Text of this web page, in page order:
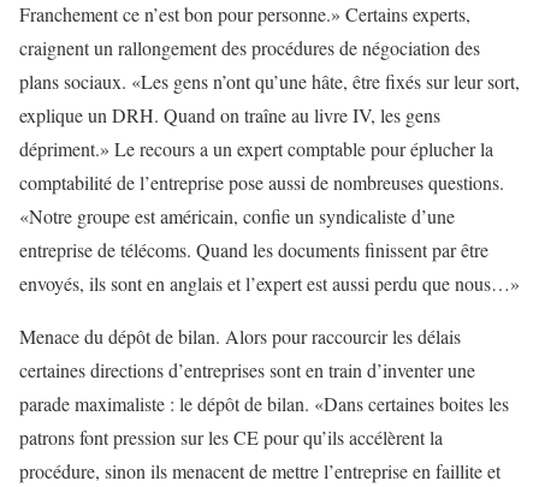
Franchement ce n’est bon pour personne.» Certains experts,
craignent un rallongement des procédures de négociation des
plans sociaux. «Les gens n’ont qu’une hâte, être fixés sur leur sort,
explique un DRH. Quand on traîne au livre IV, les gens
dépriment.» Le recours a un expert comptable pour éplucher la
comptabilité de l’entreprise pose aussi de nombreuses questions.
«Notre groupe est américain, confie un syndicaliste d’une
entreprise de télécoms. Quand les documents finissent par être
envoyés, ils sont en anglais et l’expert est aussi perdu que nous…»
Menace du dépôt de bilan. Alors pour raccourcir les délais
certaines directions d’entreprises sont en train d’inventer une
parade maximaliste : le dépôt de bilan. «Dans certaines boites les
patrons font pression sur les CE pour qu’ils accélèrent la
procédure, sinon ils menacent de mettre l’entreprise en faillite et